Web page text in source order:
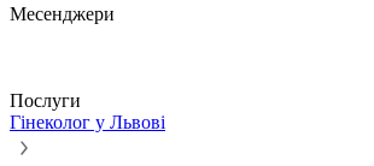
Месенджери
Послуги
Гінеколог у Львові